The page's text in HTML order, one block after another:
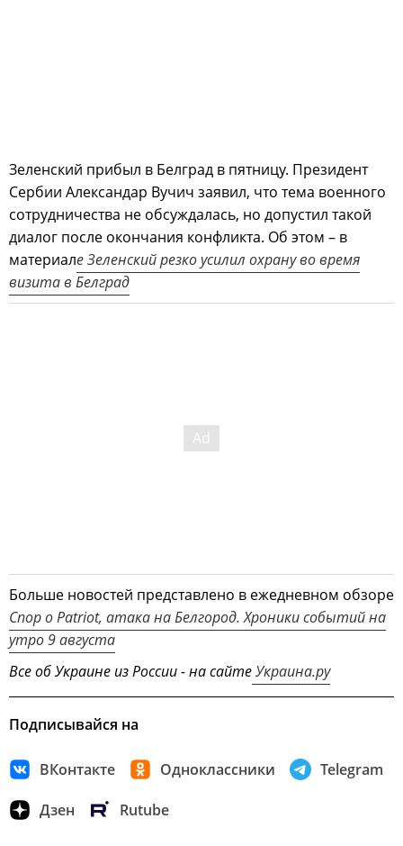
Зеленский прибыл в Белград в пятницу. Президент
Сербии Александар Вучич заявил, что тема военного
сотрудничества не обсуждалась, но допустил такой
диалог после окончания конфликта. Об этом – в
материале Зеленский резко усилил охрану во время
визита в Белград
Больше новостей представлено в ежедневном обзоре
Спор о Patriot, атака на Белгород. Хроники событий на
утро 9 августа
Все об Украине из России - на сайтеУкраина.ру
Подписывайся на
ВКонтакте Одноклассники Telegram
Дзен Rutube